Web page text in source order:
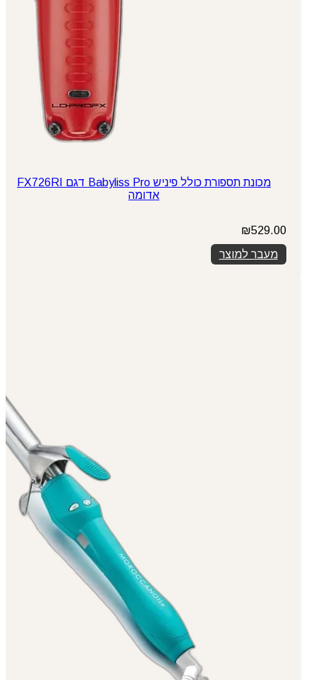
מכונת תספורת כולל פיניש Babyliss Pro דגם FX726RI
אדומה
₪529.00
מעבר למוצר